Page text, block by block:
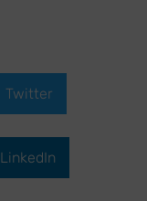
Twitter
LinkedIn